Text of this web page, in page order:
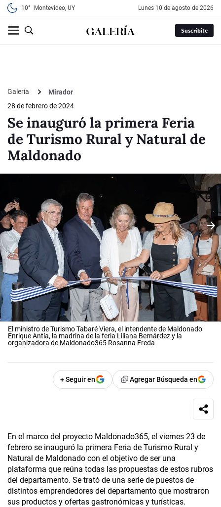
10° Montevideo, UY lunes 10 de agosto de 2026
Suscribite
Galería
Mirador
28 de febrero de 2024
Se inauguró la primera Feria
de Turismo Rural y Natural de
Maldonado
El ministro de Turismo Tabaré Viera, el intendente de Maldonado
Enrique Antía, la madrina de la feria Liliana Bernárdez y la
organizadora de Maldonado365 Rosanna Freda
+ Seguir en Agregar Búsqueda en
En el marco del proyecto Maldonado365, el viernes 23 de
febrero se inauguró la primera Feria de Turismo Rural y
Natural de Maldonado­ con el objetivo de ser una
plataforma que reúna todas las propuestas de estos rubros
del departamento. Se trató de una serie de puestos de
distintos emprendedores del departamento que mostraron
sus productos y ofertas gastronómicas y turísticas.